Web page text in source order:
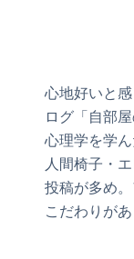
心地好いと
ログ「自部
心理学を学
人間椅子・
投稿が多め
こだわりがあ